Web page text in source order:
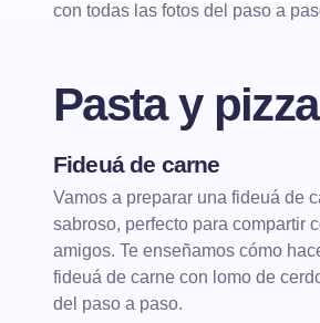
con todas las fotos del paso a
Pasta y pizza
Fideuá de carne
Vamos a preparar una fideuá de
sabroso, perfecto para compartir
amigos. Te enseñamos cómo
fideuá de carne con lomo de
del paso a paso.